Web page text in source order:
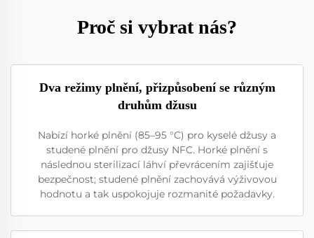
Proč si vybrat nás?
Dva režimy plnění, přizpůsobení se různým
druhům džusu
Nabízí horké plnění (85–95 °C) pro kyselé džusy a
studené plnění pro džusy NFC. Horké plnění s
následnou sterilizací láhví převrácením zajišťuje
bezpečnost; studené plnění zachovává výživovou
hodnotu a tak uspokojuje rozmanité požadavky.